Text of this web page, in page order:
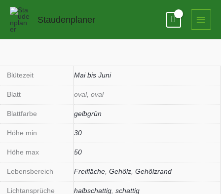
Zum
springen
Staudenplaner
Blütezeit Mai bis Juni
Blatt oval, oval
Blattfarbe gelbgrün
Höhe min 30
Höhe max 50
Lebensbereich Freifläche Gehölz Gehölzrand
Lichtansprüche halbschattig schattig
Menge